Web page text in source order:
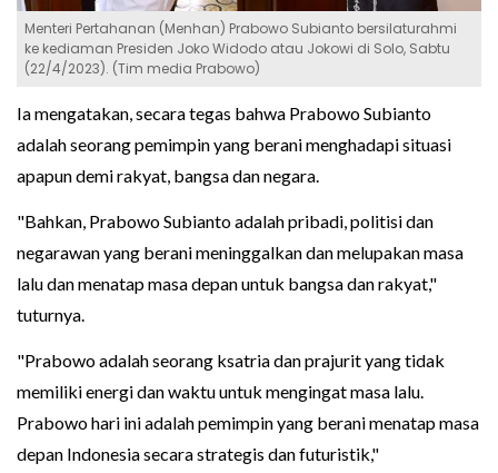
Menteri Pertahanan (Menhan) Prabowo Subianto bersilaturahmi
ke kediaman Presiden Joko Widodo atau Jokowi di Solo, Sabtu
(22/4/2023). (Tim media Prabowo)
Ia mengatakan, secara tegas bahwa Prabowo Subianto
adalah seorang pemimpin yang berani menghadapi situasi
apapun demi rakyat, bangsa dan negara.
"Bahkan, Prabowo Subianto adalah pribadi, politisi dan
negarawan yang berani meninggalkan dan melupakan masa
lalu dan menatap masa depan untuk bangsa dan rakyat,"
tuturnya.
"Prabowo adalah seorang ksatria dan prajurit yang tidak
memiliki energi dan waktu untuk mengingat masa lalu.
Prabowo hari ini adalah pemimpin yang berani menatap masa
depan Indonesia secara strategis dan futuristik,"